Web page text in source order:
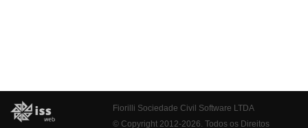
Fiorilli Sociedade Civil Software LTDA
© Copyright 2012-2026. Todos os Direitos